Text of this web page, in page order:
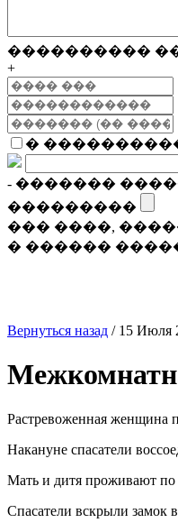
����������
+
�
- �������
���������
��� ����,
� ������
Вернуться назад / 15 Июля
Растревоженная женщина
Накануне спасатели
Мать и дитя проживают по
Спасатели вскрыли замок